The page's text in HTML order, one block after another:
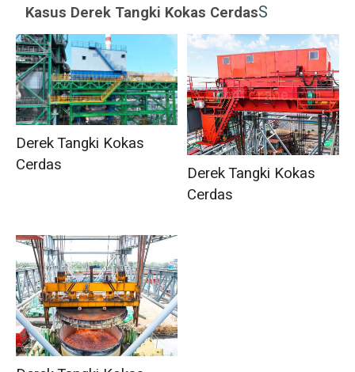
Kasus Derek Tangki Kokas CerdasS
Derek Tangki Kokas
Cerdas
Derek Tangki Kokas
Cerdas